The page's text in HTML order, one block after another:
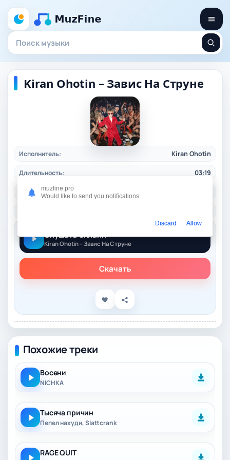
Kiran Ohotin – Завис На Струне
Исполнитель: Kiran Ohotin
Длительность: 03:19
Качество:
Слушать онлайн
Kiran Ohotin – Завис На Струне
Скачать
Похожие треки
Восени
NICHKA
Тысяча причин
Пепел нахуди, Slattcrank
RAGE QUIT
muzfine.pro
Would like to send you notifications
Discard Allow